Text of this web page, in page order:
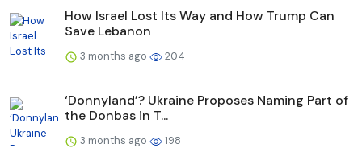
How Israel Lost Its Way and How Trump Can
Save Lebanon
3 months ago 204
‘Donnyland’? Ukraine Proposes Naming Part of
the Donbas in T...
3 months ago 198